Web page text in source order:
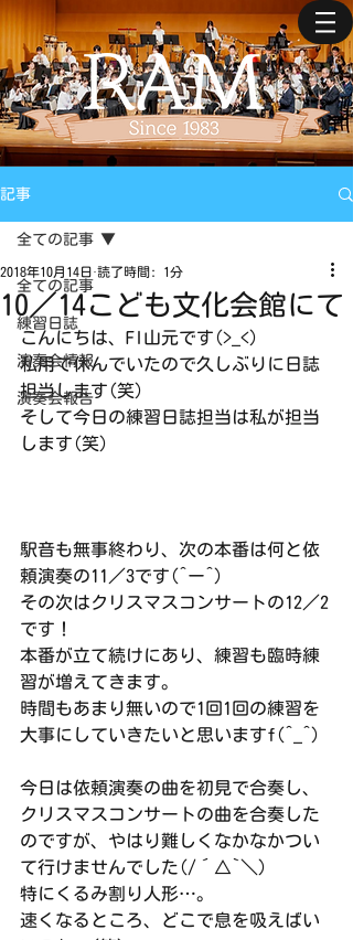
記事
全ての記事
練習日誌
演奏会情報
演奏会報告
全ての記事
10／14こども文化会館にて
2018年10月14日 読了時間: 1分
こんにちは、Fl山元です(>_<)
私用で休んでいたので久しぶりに日誌
担当します(笑)
そして今日の練習日誌担当は私が担当
します(笑)
駅音も無事終わり、次の本番は何と依
頼演奏の11／3です(^ー^)
その次はクリスマスコンサートの12／2
です！
本番が立て続けにあり、練習も臨時練
習が増えてきます。
時間もあまり無いので1回1回の練習を
大事にしていきたいと思いますf(^_^)
今日は依頼演奏の曲を初見で合奏し、
クリスマスコンサートの曲を合奏した
のですが、やはり難しくなかなかつい
て行けませんでした(/´△`＼)
特にくるみ割り人形…。
速くなるところ、どこで息を吸えばい